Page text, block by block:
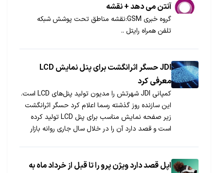
آنتن می دهد + نقشه
گروه خبری GSM:نقشه مناطق تحت پوشش شبکه
تلفن همراه رایتل ..
JDI حسگر اثرانگشت برای پنل نمایش LCD
معرفی کرد
کمپانی JDI شهرتش را مدیون تولید پنل‌های LCD است.
این سازنده روز گذشته رسما اعلام کرد حسگر اثرانگشت
زیر صفحه نمایش مناسب برای پنل LCD تولید کرده
است و قصد دارد آن را در خلال سال جاری روانه بازار
اپل قصد دارد ویژن پرو را تا قبل از خرداد ماه به